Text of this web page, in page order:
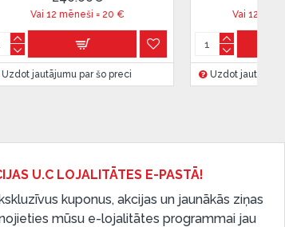
Vai 12 mēneši =
Uzdot jautājumu par šo preci
U.C LOJALITĀTES E-PASTĀ!
kuponus, akcijas un jaunākās ziņas
mūsu e-lojalitātes programmai jau